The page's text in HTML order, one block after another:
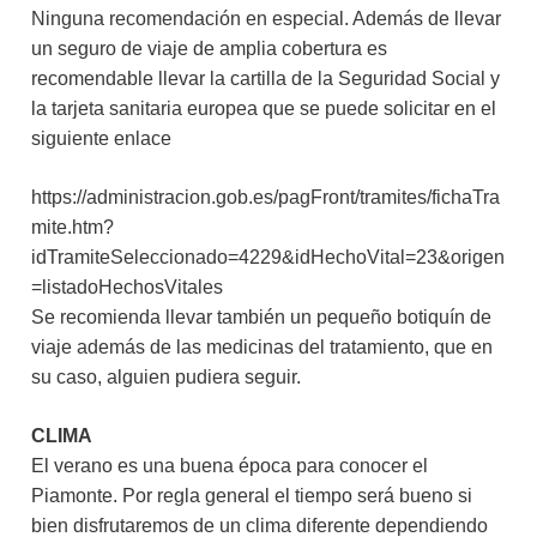
Ninguna recomendación en especial. Además de llevar
un seguro de viaje de amplia cobertura es
recomendable llevar la cartilla de la Seguridad Social y
la tarjeta sanitaria europea que se puede solicitar en el
siguiente enlace
https://administracion.gob.es/pagFront/tramites/fichaTra
mite.htm?
idTramiteSeleccionado=4229&idHechoVital=23&origen
=listadoHechosVitales
Se recomienda llevar también un pequeño botiquín de
viaje además de las medicinas del tratamiento, que en
su caso, alguien pudiera seguir.
CLIMA
El verano es una buena época para conocer el
Piamonte. Por regla general el tiempo será bueno si
bien disfrutaremos de un clima diferente dependiendo